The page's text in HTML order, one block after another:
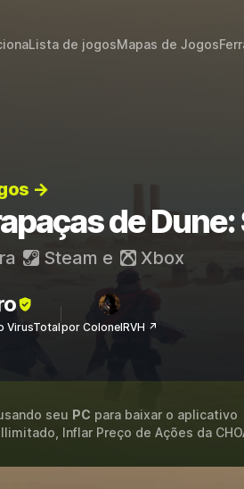
Lista de jogosMapas de Jogos
→
de
Steam e Xbox
VirusTotalpor ColonelRVH ↗
seu PC para baixar o aplicativo
Inflar Preço de Ações da